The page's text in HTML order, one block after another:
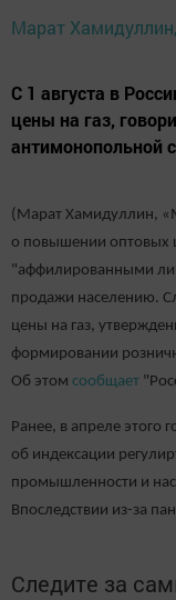
Марат Хамидуллин,
С 1 августа в
цены на газ,
(Марат Хамидуллин,
о повышении оптовых
"аффилированными
продажи населению.
цены на газ,
формировании
Об этом сообщает
Ранее, в апреле этого
об индексации
промышленности и
Впоследствии из-за
Следите за